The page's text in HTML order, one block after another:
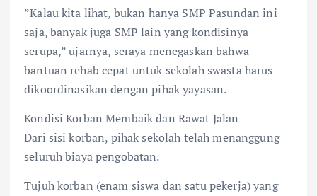
​”Kalau kita lihat, bukan hanya SMP Pasundan ini
saja, banyak juga SMP lain yang kondisinya
serupa,” ujarnya, seraya menegaskan bahwa
bantuan rehab cepat untuk sekolah swasta harus
dikoordinasikan dengan pihak yayasan.
​Kondisi Korban Membaik dan Rawat Jalan
​Dari sisi korban, pihak sekolah telah menanggung
seluruh biaya pengobatan.
Tujuh korban (enam siswa dan satu pekerja) yang